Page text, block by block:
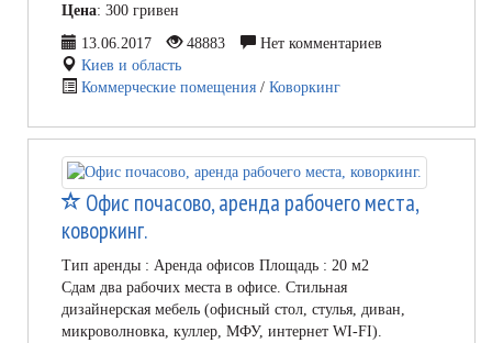
Цена: 300 гривен
13.06.2017
48883
Нет комментариев
Киев и область
Коммерческие помещения / Коворкинг
Офис почасово, аренда рабочего места,
коворкинг.
Тип аренды : Аренда офисов Площадь : 20 м2
Сдам два рабочих места в офисе. Стильная
дизайнерская мебель (офисный стол, стулья, диван,
микроволновка, куллер, МФУ, интернет WI-FI).